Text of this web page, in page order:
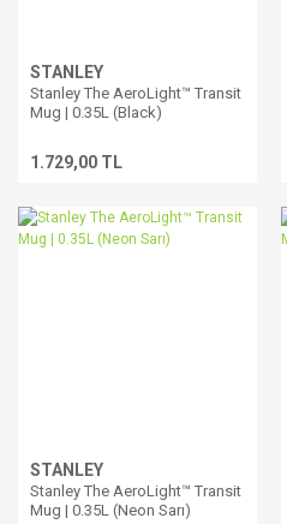
STANLEY
Stanley The AeroLight™ Transit
Mug | 0.35L (Black)
1.729,00 TL
STANLEY
Stanley The AeroLight™ Transit
Mug | 0.35L (Neon Sarı)